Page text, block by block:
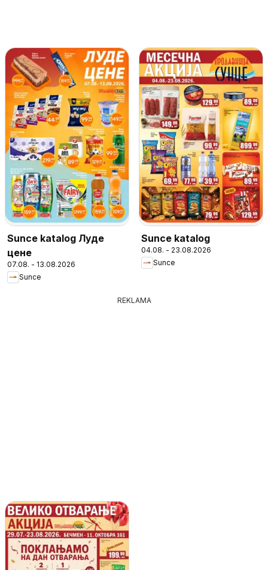
Sunce katalog Луде
цене
07.08. - 13.08.2026
Sunce
Sunce katalog
04.08. - 23.08.2026
Sunce
REKLAMA